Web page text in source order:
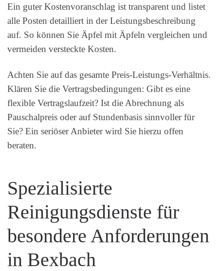
Ein guter Kostenvoranschlag ist transparent und listet
alle Posten detailliert in der Leistungsbeschreibung
auf. So können Sie Äpfel mit Äpfeln vergleichen und
vermeiden versteckte Kosten.
Achten Sie auf das gesamte Preis-Leistungs-Verhältnis.
Klären Sie die Vertragsbedingungen: Gibt es eine
flexible Vertragslaufzeit? Ist die Abrechnung als
Pauschalpreis oder auf Stundenbasis sinnvoller für
Sie? Ein seriöser Anbieter wird Sie hierzu offen
beraten.
Spezialisierte
Reinigungsdienste für
besondere Anforderungen
in Bexbach